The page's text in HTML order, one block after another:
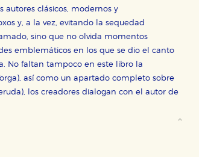
autores clásicos, modernos y
y, a la vez, evitando la sequedad
sino que no olvida momentos
emblemáticos en los que se dio el canto
No faltan tampoco en este libro la
así como un apartado completo sobre
los creadores dialogan con el autor de